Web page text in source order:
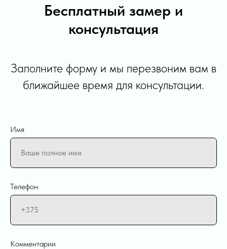
Бесплатный замер и
консультация
Заполните форму и мы перезвоним вам в
ближайшее время для консультации.
Имя
Телефон
Комментарии